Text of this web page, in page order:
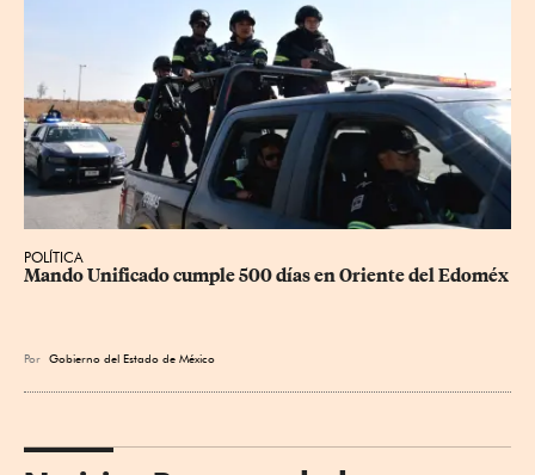
POLÍTICA
Mando Unificado cumple 500 días en Oriente del Edoméx
Por Gobierno del Estado de México